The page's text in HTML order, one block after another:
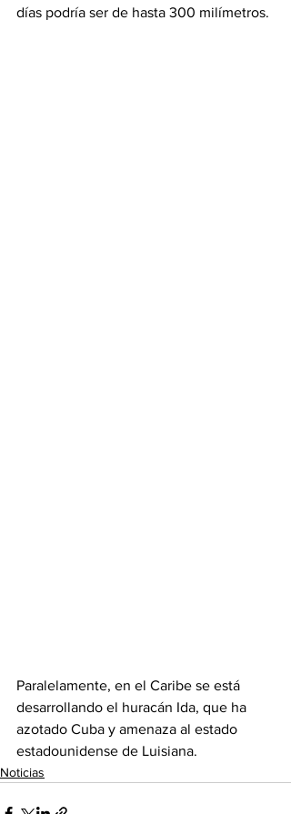
días podría ser de hasta 300 milímetros.
Paralelamente, en el Caribe se está
desarrollando el huracán Ida, que ha
azotado Cuba y amenaza al estado
estadounidense de Luisiana.
Noticias